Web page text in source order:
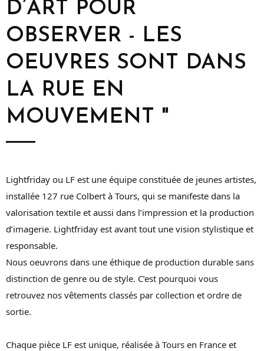
D’ART POUR
OBSERVER - LES
OEUVRES SONT DANS
LA RUE EN
MOUVEMENT "
Lightfriday ou LF est une équipe constituée de jeunes artistes,
installée 127 rue Colbert à Tours, qui se manifeste dans la
valorisation textile et aussi dans l’impression et la production
d’imagerie. Lightfriday est avant tout une vision stylistique et
responsable.
Nous oeuvrons dans une éthique de production durable sans
distinction de genre ou de style. C’est pourquoi vous
retrouvez nos vêtements classés par collection et ordre de
sortie.
Chaque pièce LF est unique, réalisée à Tours en France et